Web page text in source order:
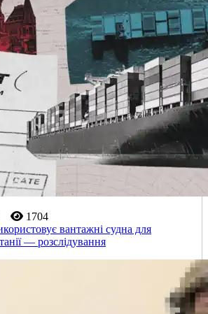
1704
вантажні судна для
— розслідування